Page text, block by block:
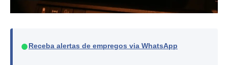
● Receba alertas de empregos via WhatsApp